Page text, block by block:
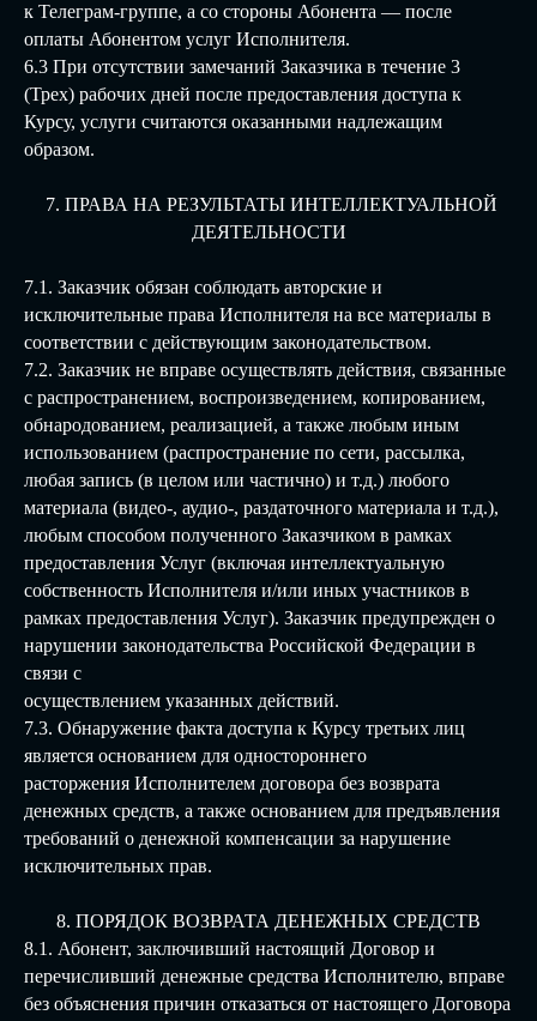
к Телеграм-группе, а со стороны Абонента — после
оплаты Абонентом услуг Исполнителя.
6.3 При отсутствии замечаний Заказчика в течение 3
(Трех) рабочих дней после предоставления доступа к
Курсу, услуги считаются оказанными надлежащим
образом.
7. ПРАВА НА РЕЗУЛЬТАТЫ ИНТЕЛЛЕКТУАЛЬНОЙ
ДЕЯТЕЛЬНОСТИ
7.1. Заказчик обязан соблюдать авторские и
исключительные права Исполнителя на все материалы в
соответствии с действующим законодательством.
7.2. Заказчик не вправе осуществлять действия, связанные
с распространением, воспроизведением, копированием,
обнародованием, реализацией, а также любым иным
использованием (распространение по сети, рассылка,
любая запись (в целом или частично) и т.д.) любого
материала (видео-, аудио-, раздаточного материала и т.д.),
любым способом полученного Заказчиком в рамках
предоставления Услуг (включая интеллектуальную
собственность Исполнителя и/или иных участников в
рамках предоставления Услуг). Заказчик предупрежден о
нарушении законодательства Российской Федерации в
связи с
осуществлением указанных действий.
7.3. Обнаружение факта доступа к Курсу третьих лиц
является основанием для одностороннего
расторжения Исполнителем договора без возврата
денежных средств, а также основанием для предъявления
требований о денежной компенсации за нарушение
исключительных прав.
8. ПОРЯДОК ВОЗВРАТА ДЕНЕЖНЫХ СРЕДСТВ
8.1. Абонент, заключивший настоящий Договор и
перечисливший денежные средства Исполнителю, вправе
без объяснения причин отказаться от настоящего Договора